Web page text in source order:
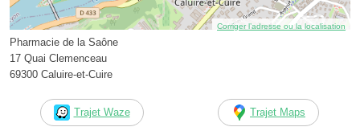
Corriger l’adresse ou la localisation
Pharmacie de la Saône
17 Quai Clemenceau
69300 Caluire-et-Cuire
Trajet Waze Trajet Maps